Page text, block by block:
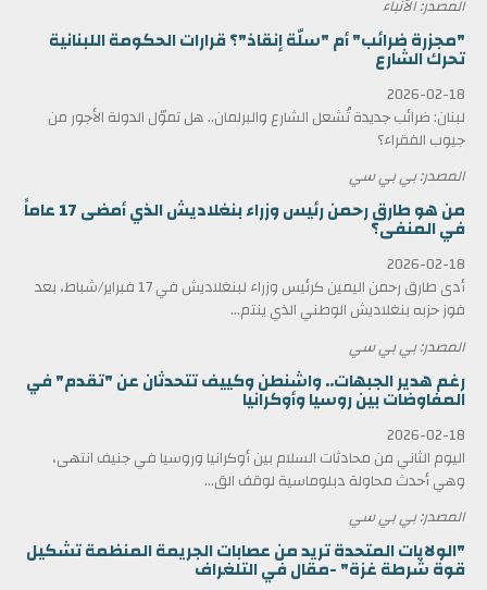
المصدر: الأنباء
"مجزرة ضرائب" أم "سلّة إنقاذ"؟ قرارات الحكومة اللبنانية
تحرك الشارع
2026-02-18
لبنان: ضرائب جديدة تُشعل الشارع والبرلمان.. هل تموّل الدولة الأجور من
جيوب الفقراء؟
المصدر: بي بي سي
من هو طارق رحمن رئيس وزراء بنغلاديش الذي أمضى 17 عاماً
في المنفى؟
2026-02-18
أدى طارق رحمن اليمين كرئيس وزراء لبنغلاديش في 17 فبراير/شباط، بعد
فوز حزبه بنغلاديش الوطني الذي ينتم...
المصدر: بي بي سي
رغم هدير الجبهات.. واشنطن وكييف تتحدثان عن "تقدم" في
المفاوضات بين روسيا وأوكرانيا
2026-02-18
اليوم الثاني من محادثات السلام بين أوكرانيا وروسيا في جنيف انتهى،
وهي أحدث محاولة دبلوماسية لوقف الق...
المصدر: بي بي سي
"الولايات المتحدة تريد من عصابات الجريمة المنظمة تشكيل
قوة شرطة غزة" -مقال في التلغراف